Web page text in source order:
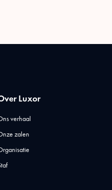
Luxor
verhaal
zalen